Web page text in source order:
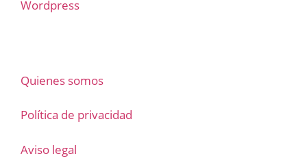
Wordpress
Quienes somos
Política de privacidad
Aviso legal